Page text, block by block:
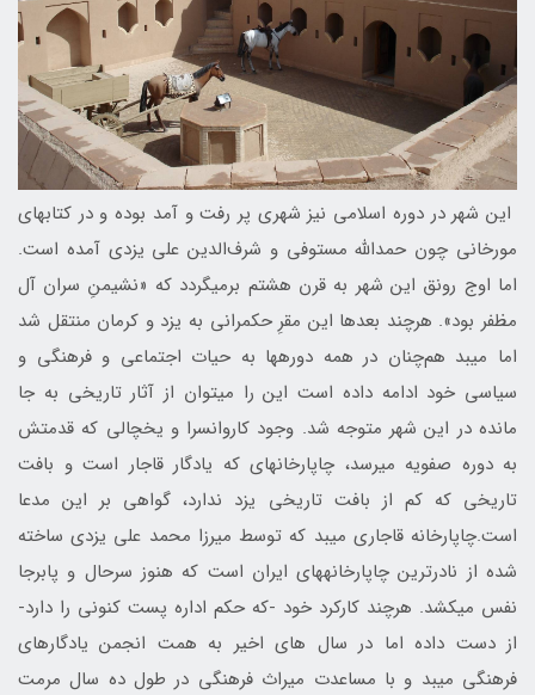
این شهر در دوره اسلامی نیز شهری پر رفت و آمد بوده و در کتاب‎های
مورخانی چون حمدالله مستوفی و شرف‌الدین علی یزدی آمده است.
اما اوج رونق این شهر به قرن هشتم بر‎می‎گردد که «نشیمنِ سران آل
مظفر بود». هرچند بعدها این مقرِ حکمرانی به یزد و کرمان منتقل شد
اما میبد هم‌چنان در همه دوره‎ها به حیات اجتماعی و فرهنگی و
سیاسی خود ادامه داده است این را می‎توان از آثار تاریخی به جا
مانده در این شهر متوجه شد. وجود کاروانسرا و یخچالی که قدمتش
به دوره صفویه می‎رسد، چاپارخانه‎ای که یادگار قاجار است و بافت
تاریخی که کم از بافت تاریخی یزد ندارد، گواهی بر این مدعا
است.چاپارخانه قاجاری میبد که توسط میرزا محمد علی یزدی ساخته
شده از نادرترین چاپارخانه‎های ایران است که هنوز سرحال و پابرجا
نفس می‎کشد. هرچند کارکرد خود -که حکم اداره پست کنونی را دارد-
از دست داده اما در سال‌ های اخیر به همت انجمن یادگارهای
فرهنگی میبد و با مساعدت میراث فرهنگی در طول ده سال مرمت